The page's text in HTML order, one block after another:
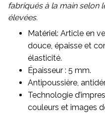
fabriqués à la main selon
élevées.
Matériel: Article en
douce, épaisse et
élasticité.
Épaisseur : 5 mm.
Antipoussière,
Technologie
couleurs et images